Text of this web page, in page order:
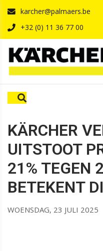
karcher@palmaers.be
+32 (0) 11 36 77 00
HOME
KÄRCHER
UITSTOOT
21% TEGEN
BETEKENT
WOENSDAG, 23 JULI 2025